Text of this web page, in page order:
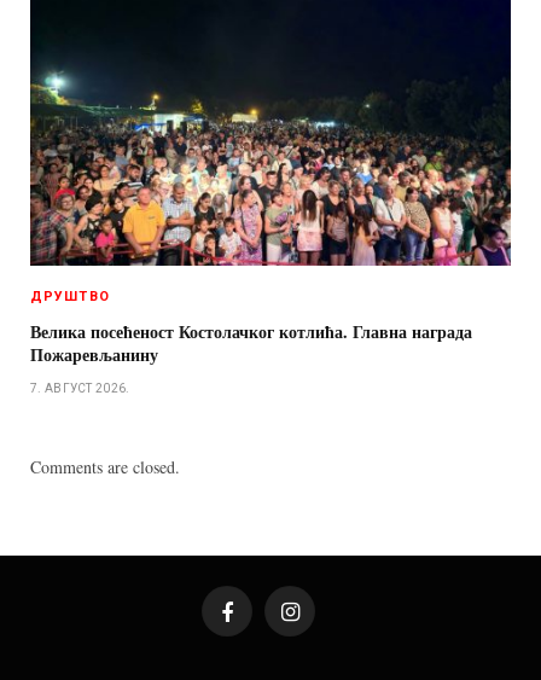
ДРУШТВО
Велика посећеност Костолачког котлића. Главна награда
Пожаревљанину
7. АВГУСТ 2026.
Comments are closed.
FacebookInstagram